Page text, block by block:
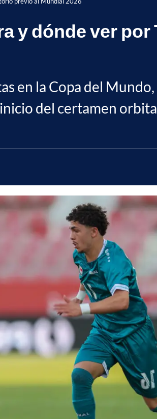
y dónde ver
en la Copa del
del certamen